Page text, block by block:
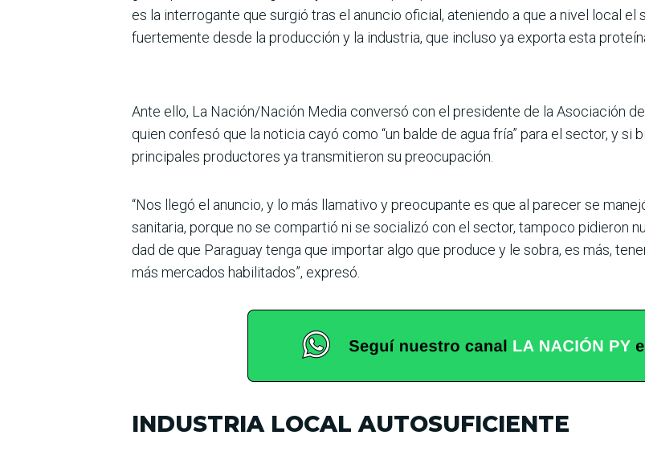
es la interrogante que surgió tras el anuncio oficial, ateniendo a que a nivel local
fuertemente desde la producción y la industria, que incluso ya exporta esta
Ante ello, La Nación/Nación Media conversó con el presi­dente de la Asociación
quien confesó que la noticia cayó como “un balde de agua fría” para el sector, y si
principales productores ya transmitieron su preocupación.
“Nos llegó el anuncio, y lo más llamativo y preocupante es que al parecer se
sanitaria, porque no se compartió ni se socia­lizó con el sector, tampoco pidieron
dad de que Paraguay tenga que importar algo que produce y le sobra, es más,
más mercados habili­tados”, expresó.
INDUSTRIA LOCAL AUTOSUFICIENTE